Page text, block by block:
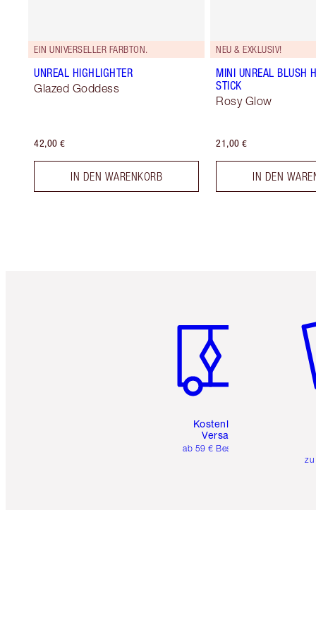
EIN UNIVERSELLER FARBTON.
UNREAL HIGHLIGHTER
Glazed Goddess
42,00 €
IN DEN WARENKORB
NEU & EXKLUSIV!
MINI UNREAL BLUSH
STICK
Rosy Glow
21,00 €
IN DEN
Kostenloser
Versand
ab 59 € Bestellwert
zu